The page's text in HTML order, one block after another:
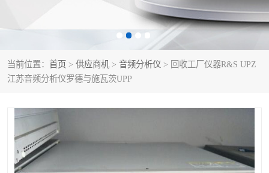
当前位置： 首页 > 供应商机 > 音频分析仪 > 回收工厂仪器R&S UPZ
江苏音频分析仪罗德与施瓦茨UPP
校准件
阻抗分析仪
音频分析仪